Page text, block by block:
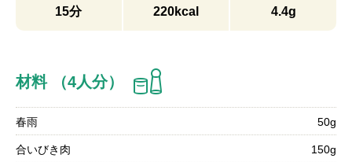
15分 220kcal 4.4g
材料 （4人分）
春雨 50g
合いびき肉 150g